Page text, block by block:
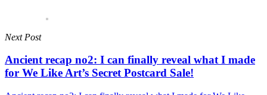
Next Post
Ancient recap no2: I can finally reveal what I made
for We Like Art’s Secret Postcard Sale!